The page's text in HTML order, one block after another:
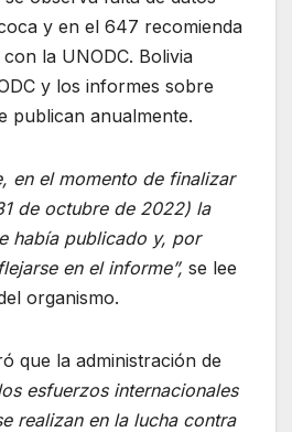
y en el 647 recomienda
la UNODC. Bolivia
y los informes sobre
publican anualmente.
en el momento de finalizar
de octubre de 2022) la
había publicado y, por
en el informe”, se lee
organismo.
que la administración de
esfuerzos internacionales
realizan en la lucha contra